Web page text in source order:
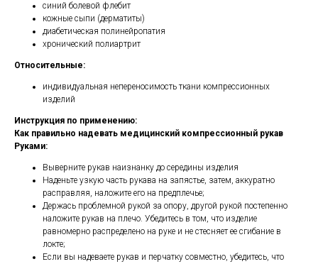
синий болевой флебит
кожные сыпи (дерматиты)
диабетическая полинейропатия
хронический полиартрит
Относительные:
индивидуальная непереносимость ткани компрессионных
изделий
Инструкция по применению:
Как правильно надевать медицинский компрессионный рукав
Руками:
Выверните рукав наизнанку до середины изделия
Наденьте узкую часть рукава на запястье, затем, аккуратно
расправляя, наложите его на предплечье;
Держась проблемной рукой за опору, другой рукой постепенно
наложите рукав на плечо. Убедитесь в том, что изделие
равномерно распределено на руке и не стесняет ее сгибание в
локте;
Если вы надеваете рукав и перчатку совместно, убедитесь, что